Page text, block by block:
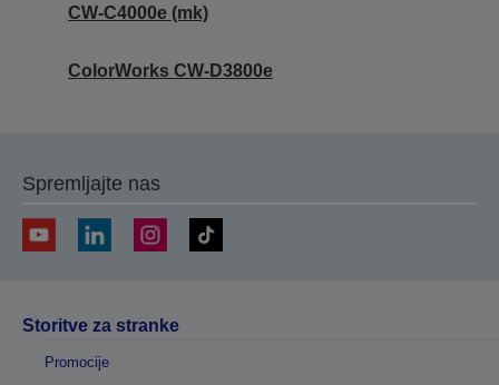
CW-C4000e (mk)
ColorWorks CW-D3800e
Spremljajte nas
Storitve za stranke
Promocije